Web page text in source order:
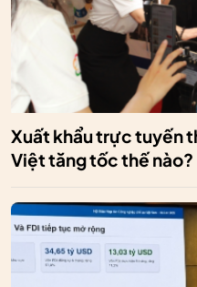
Xuất khẩu trực tuyến
Việt tăng tốc thế nào?